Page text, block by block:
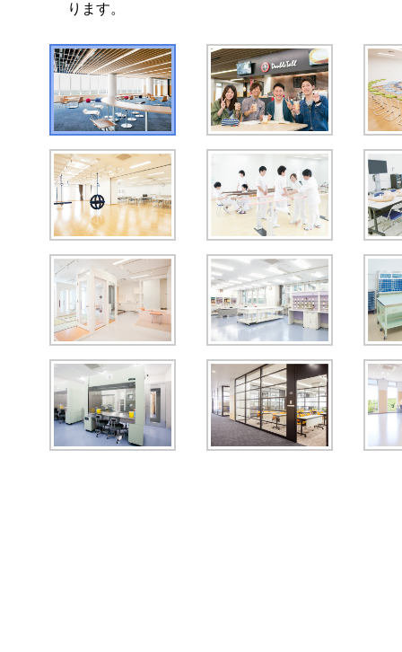
ります。